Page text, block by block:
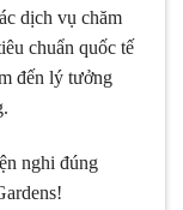
dịch vụ chăm
chuẩn quốc tế
đến lý tưởng
nghi đúng